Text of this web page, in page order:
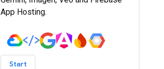
App Hosting.
Start